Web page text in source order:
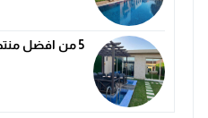
5 من افضل منتجعات الرياض الموصى بها